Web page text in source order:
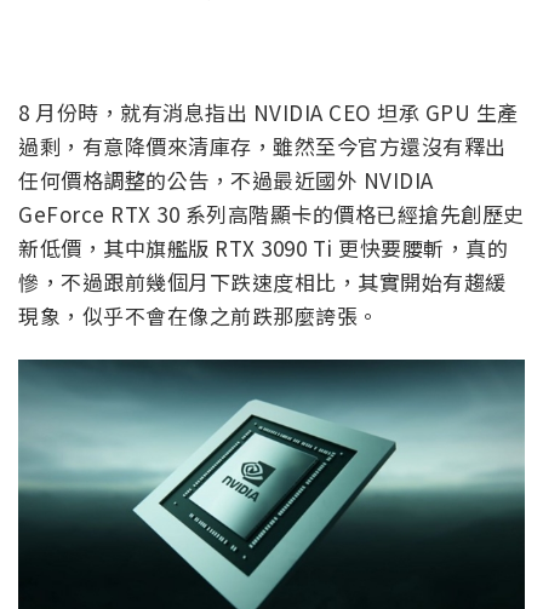
8 月份時，就有消息指出 NVIDIA CEO 坦承 GPU 生產
過剩，有意降價來清庫存，雖然至今官方還沒有釋出
任何價格調整的公告，不過最近國外 NVIDIA
GeForce RTX 30 系列高階顯卡的價格已經搶先創歷史
新低價，其中旗艦版 RTX 3090 Ti 更快要腰斬，真的
慘，不過跟前幾個月下跌速度相比，其實開始有趨緩
現象，似乎不會在像之前跌那麼誇張。